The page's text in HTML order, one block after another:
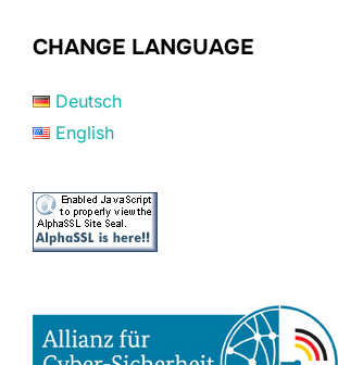
CHANGE LANGUAGE
Deutsch
English